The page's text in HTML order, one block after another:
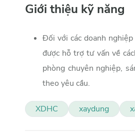
Giới thiệu kỹ năng
Đối với các doanh
được hỗ trợ tư vấn về
phòng chuyên nghiệp,
theo yêu cầu.
XDHC xaydung